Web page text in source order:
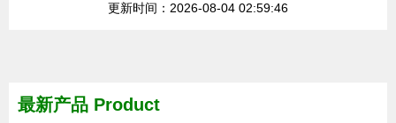
更新时间：2026-08-04 02:59:46
最新产品 Product